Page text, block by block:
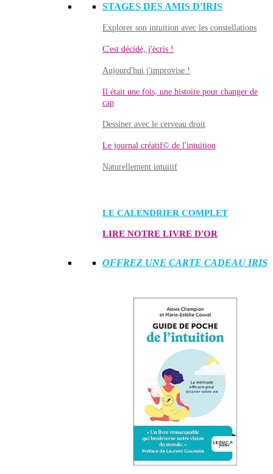
STAGES DES AMIS D'IRIS
Explorer son intuition avec les constellations
C'est décidé, j'écris !
Aujourd'hui j'improvise !
Il était une fois, une histoire pour changer de
cap
Dessiner avec le cerveau droit
Le journal créatif© de l'intuition
Naturellement intuitif
LE CALENDRIER COMPLET
LIRE NOTRE LIVRE D'OR
OFFREZ UNE CARTE CADEAU IRIS